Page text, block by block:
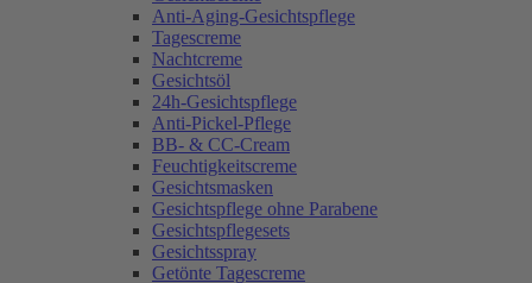
Anti-Aging-Gesichtspflege
Tagescreme
Nachtcreme
Gesichtsöl
24h-Gesichtspflege
Anti-Pickel-Pflege
BB- & CC-Cream
Feuchtigkeitscreme
Gesichtsmasken
Gesichtspflege ohne Parabene
Gesichtspflegesets
Gesichtsspray
Getönte Tagescreme